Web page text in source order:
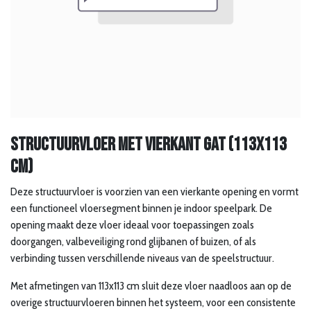
Structuurvloer met vierkant gat (113x113
cm)
Deze structuurvloer is voorzien van een vierkante opening en vormt
een functioneel vloersegment binnen je indoor speelpark. De
opening maakt deze vloer ideaal voor toepassingen zoals
doorgangen, valbeveiliging rond glijbanen of buizen, of als
verbinding tussen verschillende niveaus van de speelstructuur.
Met afmetingen van 113x113 cm sluit deze vloer naadloos aan op de
overige structuurvloeren binnen het systeem, voor een consistente